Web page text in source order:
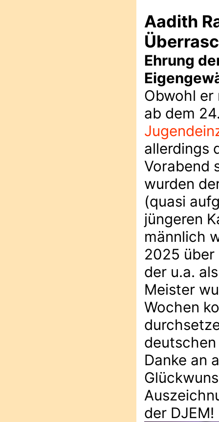
Aadith
Ehrung
Obwohl
ab dem
allerdings
Vorabend
wurden
(quasi
jüngeren
männlich
2025
der u.a.
Meister
Wochen
Danke an
der DJEM!